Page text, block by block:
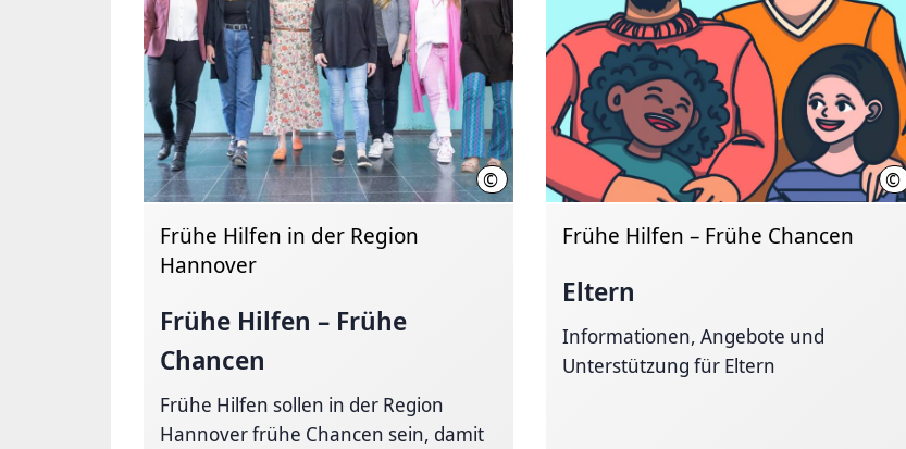
© Region Hannover, Schiermann
Frühe Hilfen in der Region
Hannover
Frühe Hilfen – Frühe
Chancen
Frühe Hilfen sollen in der Region
Hannover frühe Chancen sein, damit
©
Frühe Hilfen – Frühe Chancen
Eltern
Informationen, Angebote und
Unterstützung für Eltern